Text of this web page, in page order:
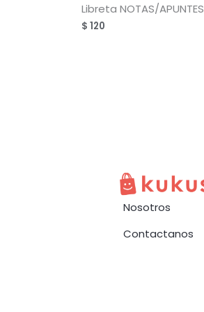
Libreta NOTAS/APUNTES
$ 120
Nosotros
Contactanos